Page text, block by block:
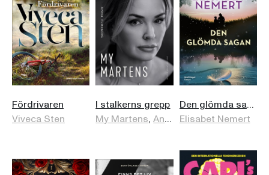
Fördrivaren
Viveca Sten
I stalkerns grepp
My Martens,Anna Flodberg
Den glömda sagan
Elisabet Nemert